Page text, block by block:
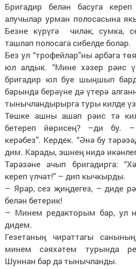
Бригадир белән басуга кереп
алучылар урман полосасына
Безне күрүгә чиләк, сумка,
ташлап полосага сибелде болар.
Без ул “трофейлар”ны арбага
юл алдык. “Мине хәзер рәис
бригадир юл буе шыңшып
барында берәүне дә үтерә
тынычландырырга туры килде
Төшке ашны ашап рәис тә
бетереп йөрисең? –ди бу.
керәбез”. Кердек. “Әнә бу
дим. Карады, эшнең нидә
Тәрәзәне ачып бригадирга:
кереп үлчәт!” – дип кычкырды.
– Ярар, сез җиңдегез, – диде
белән бетерик!
– Минем редакторым бар, ул
дидем.
Гезетаның чираттагы
минем сәяхәтем турында
Шуннан бар да тынычланды.